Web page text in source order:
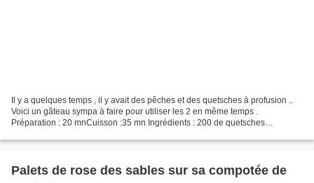
Il y a quelques temps , il y avait des pêches et des quetsches à profusion ..
Voici un gâteau sympa à faire pour utiliser les 2 en même temps .
Préparation : 20 mnCuisson :35 mn Ingrédients : 200 de quetsches
Palets de rose des sables sur sa compotée de